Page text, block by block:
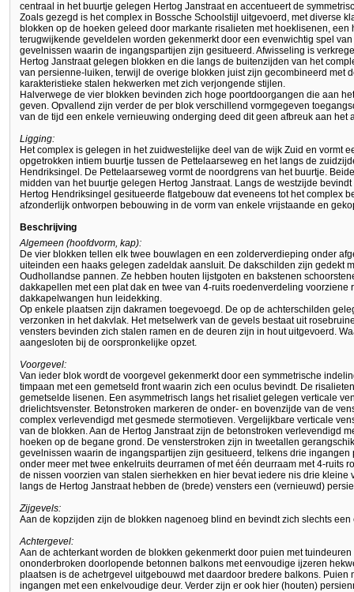
centraal in het buurtje gelegen Hertog Janstraat en accentueert de
Zoals gezegd is het complex in Bossche Schoolstijl uitgevoerd, met diverse
blokken op de hoeken geleed door markante risalieten met hoeklisenen, een
terugwijkende geveldelen worden gekenmerkt door een evenwichtig spel
gevelnissen waarin de ingangspartijen zijn gesitueerd. Afwisseling is
Hertog Janstraat gelegen blokken en die langs de buitenzijden van het
van persienne-luiken, terwijl de overige blokken juist zijn gecombineerd met
karakteristieke stalen hekwerken met zich verjongende stijlen.
Halverwege de vier blokken bevinden zich hoge poortdoorgangen die aan
geven. Opvallend zijn verder de per blok verschillend vormgegeven
van de tijd een enkele vernieuwing onderging deed dit geen afbreuk aan het
Ligging:
Het complex is gelegen in het zuidwestelijke deel van de wijk Zuid en vormt
opgetrokken intiem buurtje tussen de Pettelaarseweg en het langs de
Hendriksingel. De Pettelaarseweg vormt de noordgrens van het buurtje.
midden van het buurtje gelegen Hertog Janstraat. Langs de westzijde
Hertog Hendriksingel gesitueerde flatgebouw dat eveneens tot het complex
afzonderlijk ontworpen bebouwing in de vorm van enkele vrijstaande en
Beschrijving
Algemeen (hoofdvorm, kap):
De vier blokken tellen elk twee bouwlagen en een zolderverdieping onder
uiteinden een haaks gelegen zadeldak aansluit. De dakschilden zijn gedekt
Oudhollandse pannen. Ze hebben houten lijstgoten en bakstenen
dakkapellen met een plat dak en twee van 4-ruits roedenverdeling
dakkapelwangen hun leidekking.
Op enkele plaatsen zijn dakramen toegevoegd. De op de achterschilden
verzonken in het dakvlak. Het metselwerk van de gevels bestaat uit
vensters bevinden zich stalen ramen en de deuren zijn in hout uitgevoerd.
aangesloten bij de oorspronkelijke opzet.
Voorgevel:
Van ieder blok wordt de voorgevel gekenmerkt door een symmetrische
timpaan met een gemetseld front waarin zich een oculus bevindt. De
gemetselde lisenen. Een asymmetrisch langs het risaliet gelegen verticale
drielichtsvenster. Betonstroken markeren de onder- en bovenzijde van de
complex verlevendigd met gesmede stermotieven. Vergelijkbare verticale
van de blokken. Aan de Hertog Janstraat zijn de betonstroken verlevendigd
hoeken op de begane grond. De vensterstroken zijn in tweetallen
gevelnissen waarin de ingangspartijen zijn gesitueerd, telkens drie
onder meer met twee enkelruits deurramen of met één deurraam met 4-ruits
de nissen voorzien van stalen sierhekken en hier bevat iedere nis drie kleine
langs de Hertog Janstraat hebben de (brede) vensters een (vernieuwd)
Zijgevels:
Aan de kopzijden zijn de blokken nagenoeg blind en bevindt zich slechts een
Achtergevel:
Aan de achterkant worden de blokken gekenmerkt door puien met
ononderbroken doorlopende betonnen balkons met eenvoudige ijzeren
plaatsen is de achetrgevel uitgebouwd met daardoor bredere balkons.
ingangen met een enkelvoudige deur. Verder zijn er ook hier (houten)